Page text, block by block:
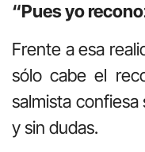
“Pues yo
Frente a esa
sólo cabe el
salmista confiesa
y sin dudas.